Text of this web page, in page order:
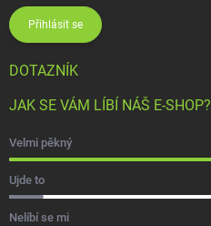
Přihlásit se
DOTAZNÍK
JAK SE VÁM LÍBÍ NÁŠ E-SHOP?
Velmi pěkný
Ujde to
Nelíbí se mi